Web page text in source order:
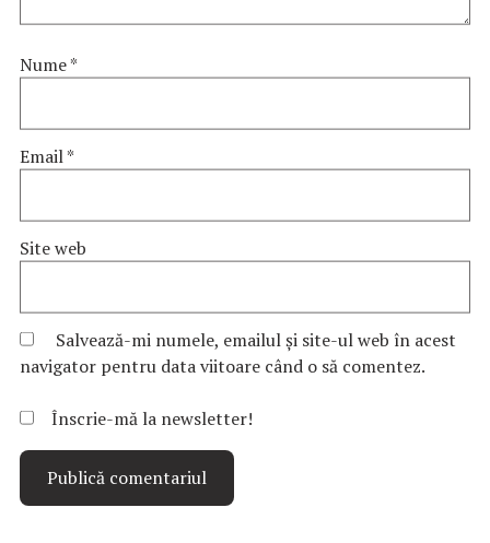
Nume*
Email*
Site web
Salvează-mi numele, emailul și site-ul web în acest
navigator pentru data viitoare când o să comentez.
Înscrie-mă la newsletter!